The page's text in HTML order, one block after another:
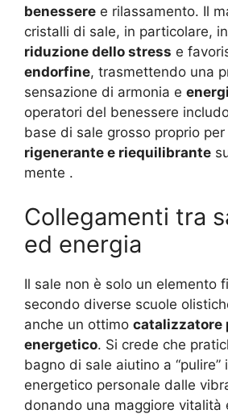
benessere e rilassamento. Il
cristalli di sale, in particolare,
riduzione dello stress e
endorfine, trasmettendo una
sensazione di armonia e
operatori del benessere
base di sale grosso proprio
rigenerante e riequilibrante
mente .
Collegamenti tra
ed energia
Il sale non è solo un elemento
secondo diverse scuole
anche un ottimo catalizzatore
energetico. Si crede che
bagno di sale aiutino a “pulire”
energetico personale dalle
donando una maggiore vitalità